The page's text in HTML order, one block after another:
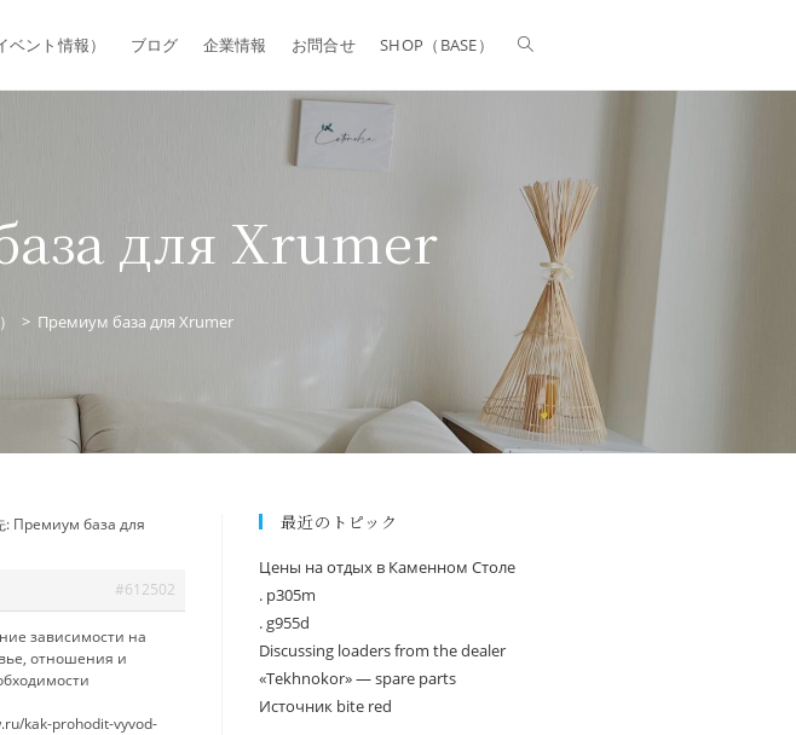
ベント情報） ブログ 企業情報 お問合せ SHOP（BASE）
для Xrumer
> Премиум база для Xrumer
: Премиум база для
#612502
зависимости на
отношения и
kak-prohodit-vyvod-
最近のトピック
Цены на отдых в Каменном Столе
. p305m
. g955d
Discussing loaders from the dealer
«Tekhnokor» — spare parts
Источник bite red